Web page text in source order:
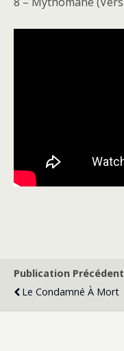
Publication
Le Condamné À Mort